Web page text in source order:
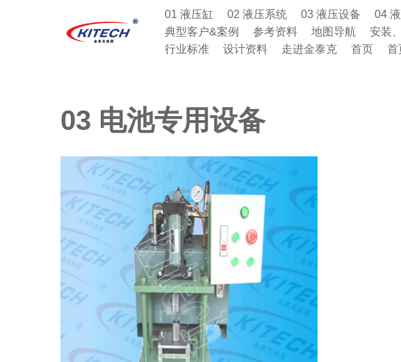
01 液压缸 02 液压系统 03 液压设备 04
典型客户&案例
参考资料 地图导航 安装
行业标准
设计资料 走进金泰克 首页 首
03 电池专用设备